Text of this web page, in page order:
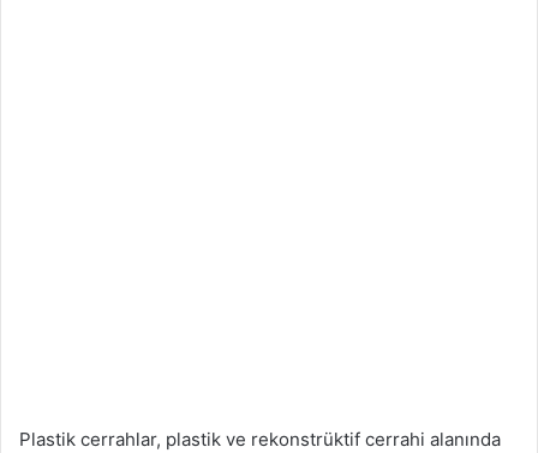
Plastik cerrahlar, plastik ve rekonstrüktif cerrahi alanında